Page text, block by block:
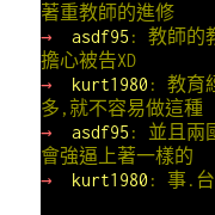
著重教師的進修
→
asdf95 : 教師的
擔心被告XD
→
kurt1980 : 教育
多,就不容易做這種
→
asdf95 : 並且兩
會強逼上著一樣的
→
kurt1980 : 事.台